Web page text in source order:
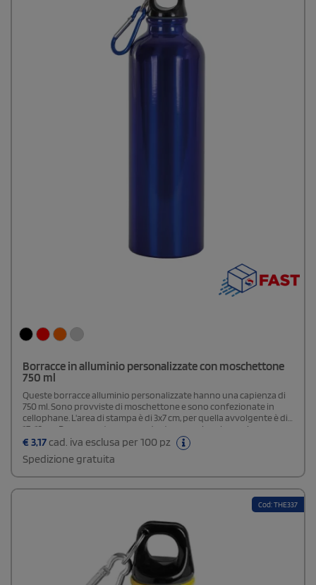
Borracce in alluminio personalizzate con moschettone
750 ml
Queste borracce alluminio personalizzate hanno una capienza di
750 ml. Sono provviste di moschettone e sono confezionate in
cellophane. L'area di stampa è di 3x7 cm, per quella avvolgente è di
17x13 cm. Rappresentano un gadget promozionale prezioso per
negozi di articoli sportivi, palestre o aziende.Possibilità di acquisto
€ 3,17 cad. iva esclusa per 100 pz
Spedizione gratuita
Cod: THE337